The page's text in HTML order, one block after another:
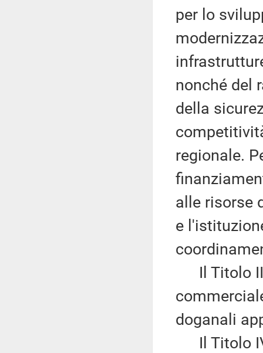
per lo
nonché del
della
regionale.
alle risorse
e
Il Titolo III
doganali
Il Titolo